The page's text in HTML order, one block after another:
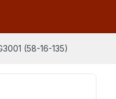
(58-16-135)